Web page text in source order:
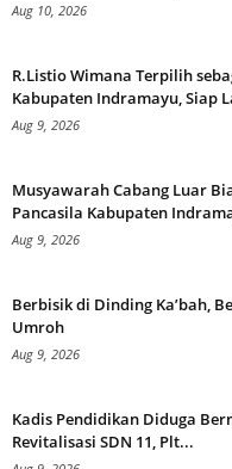
Aug 10, 2026
R.Listio Wimana Terpilih
Kabupaten Indramayu, Siap
Aug 9, 2026
Musyawarah Cabang Luar
Pancasila Kabupaten
Aug 9, 2026
Berbisik di Dinding Ka’bah,
Umroh
Aug 9, 2026
Kadis Pendidikan Diduga
Revitalisasi SDN 11, Plt...